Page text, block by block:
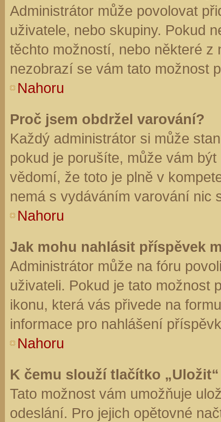
Administrátor může povolovat
uživatele, nebo skupiny. Pokud
těchto možností, nebo některé z
nezobrazí se vám tato možnost
Nahoru
Proč jsem obdržel varování?
Každý administrátor si může
pokud je porušíte, může vám
vědomí, že toto je plně v
nemá s vydáváním varování nic
Nahoru
Jak mohu nahlásit příspěvek
Administrátor může na fóru
uživateli. Pokud je tato možnost
ikonu, která vás přivede na
informace pro nahlášení
Nahoru
K čemu slouží tlačítko
Tato možnost vám umožňuje
odeslání. Pro jejich opětovné